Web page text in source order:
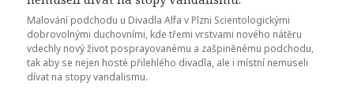
Malování podchodu u Divadla Alfa v Plzni Scientologickými
dobrovolnými duchovními, kde třemi vrstvami nového nátěru
vdechly nový život posprayovanému a zašpiněnému podchodu,
tak aby se nejen hosté přilehlého divadla, ale i místní nemuseli
dívat na stopy vandalismu.